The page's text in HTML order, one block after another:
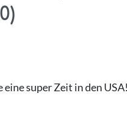
)
super Zeit in den